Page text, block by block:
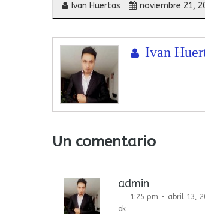
Ivan Huertas noviembre 21,
Ivan
Un comentario
admin
1:25 pm - abril 13,
ok